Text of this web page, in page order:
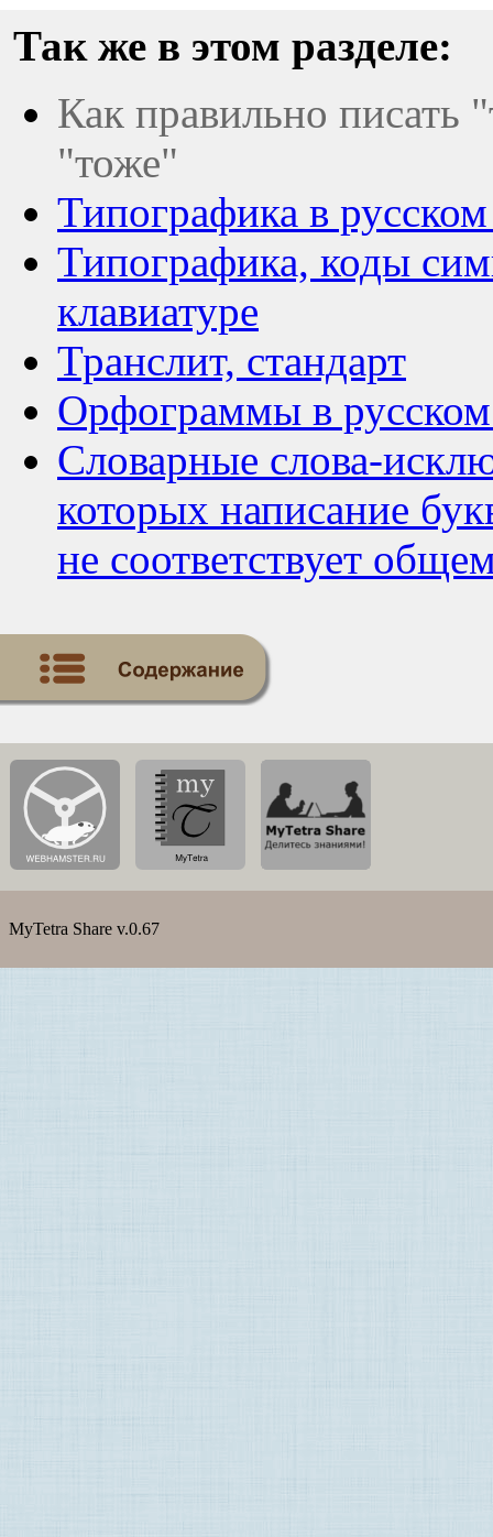
Так же в этом разделе:
Как правильно
"тоже"
Типографика в
Типографика, коды
клавиатуре
Транслит, стандарт
Орфограммы в
Словарные слова-
которых написание
не соответствует
MyTetra Share v.0.67